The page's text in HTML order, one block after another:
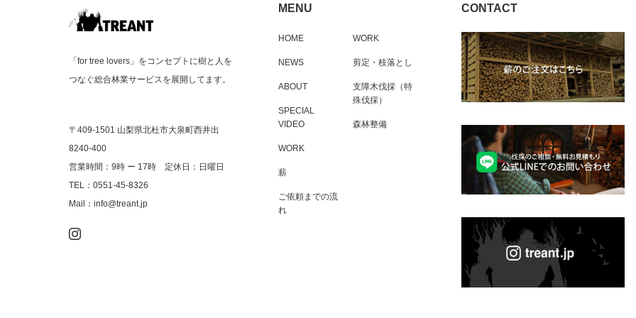
MENU
HOME
NEWS
ABOUT
SPECIAL
VIDEO
WORK
薪
ご依頼までの流
れ
WORK
剪定・枝落とし
支障木伐採（特
殊伐採）
森林整備
CONTACT
「for tree lovers」をコンセプトに樹と人を
つなぐ総合林業サービスを展開してます。
〒409-1501 山梨県北杜市大泉町西井出
8240-400
営業時間：9時 ー 17時 定休日：日曜日
TEL：0551-45-8326
Mail：info@treant.jp